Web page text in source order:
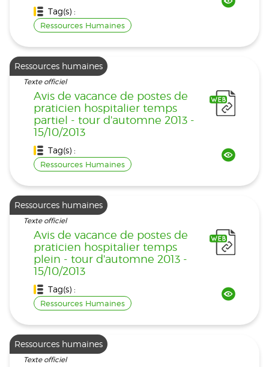
Tag(s) :
Ressources Humaines
Ressources humaines
Texte officiel
Avis de vacance de postes de
praticien hospitalier temps
partiel - tour d'automne 2013 -
15/10/2013
Tag(s) :
Ressources Humaines
Ressources humaines
Texte officiel
Avis de vacance de postes de
praticien hospitalier temps
plein - tour d'automne 2013 -
15/10/2013
Tag(s) :
Ressources Humaines
Ressources humaines
Texte officiel